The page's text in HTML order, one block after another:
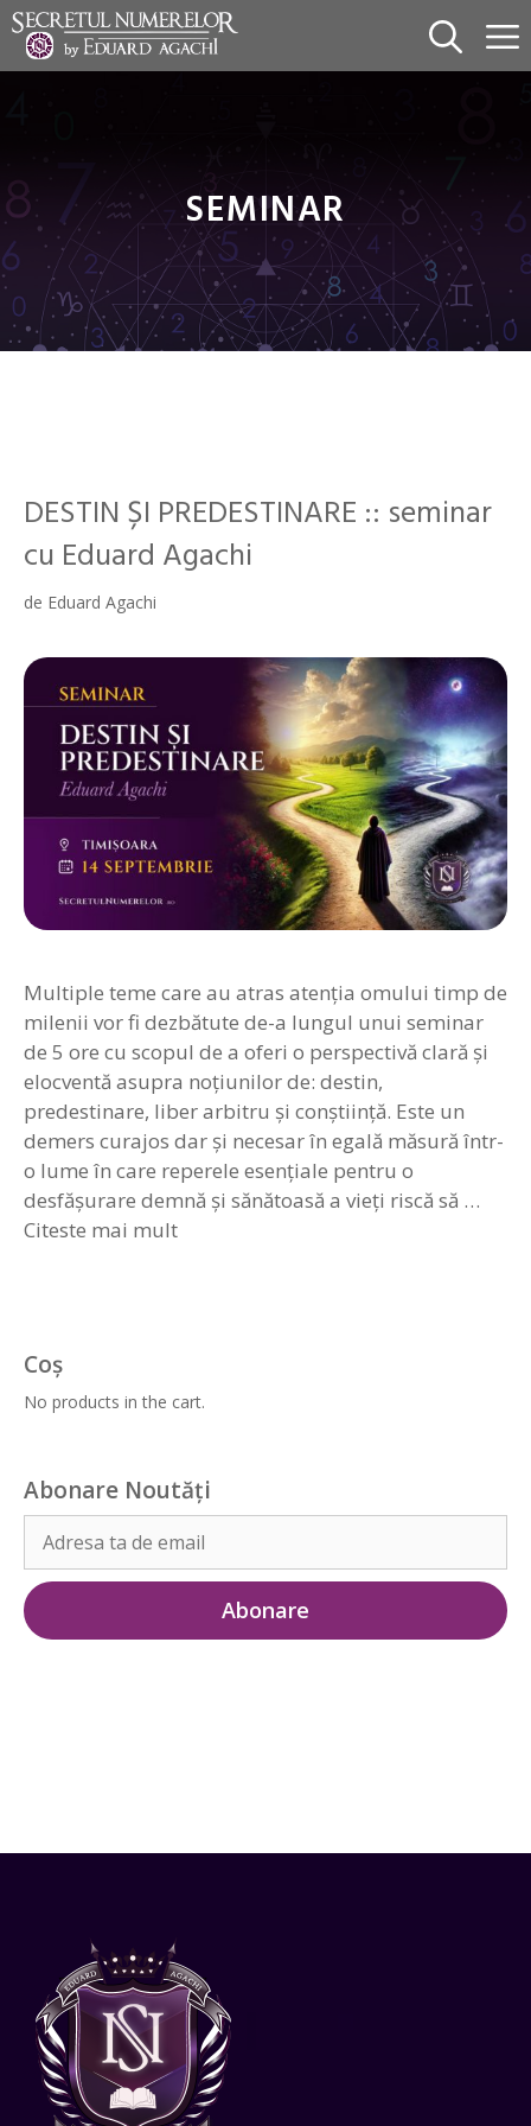
Sari
conținut
SEMINAR
DESTIN ȘI PREDESTINARE :: seminar
cu Eduard Agachi
de Eduard Agachi
Multiple teme care au atras atenția omului timp de
milenii vor fi dezbătute de-a lungul unui seminar
de 5 ore cu scopul de a oferi o perspectivă clară și
elocventă asupra noțiunilor de: destin,
predestinare, liber arbitru și conștiință. Este un
demers curajos dar și necesar în egală măsură într-
o lume în care reperele esențiale pentru o
desfășurare demnă și sănătoasă a vieți riscă să …
Citeste mai mult
Coș
No products in the cart.
Abonare Noutăți